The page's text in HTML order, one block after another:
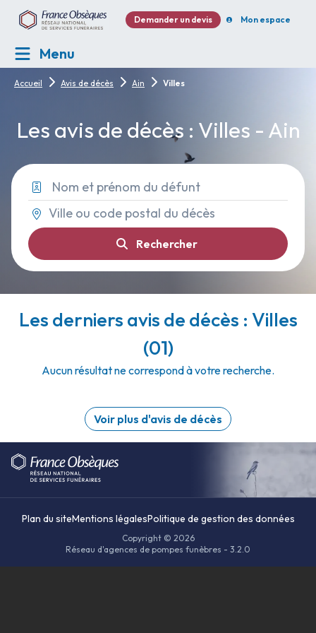
Demander un devis Mon espace
Menu
Accueil Avis de décès Ain Villes
Les avis de décès : Villes - Ain
Rechercher
Les derniers avis de décès : Villes
(01)
Aucun résultat ne correspond à votre recherche.
Voir plus d'avis de décès
Plan du siteMentions légalesPolitique de gestion des données
Copyright © 2026
Réseau d'agences de pompes funèbres - 3.2.0